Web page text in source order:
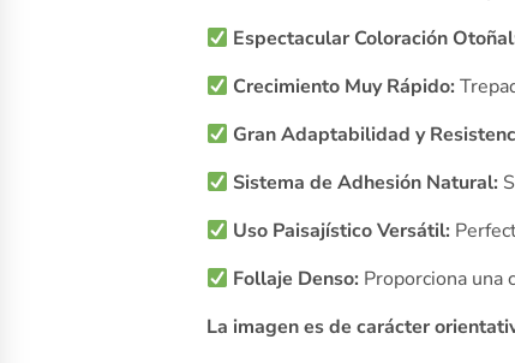
Espectacular Coloración
Crecimiento Muy Rápido:
Gran Adaptabilidad y
Sistema de Adhesión Natural:
Uso Paisajístico Versátil:
Follaje Denso: Proporciona una
La imagen es de carácter